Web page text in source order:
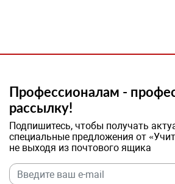
Профессионалам -
рассылку!
Подпишитесь, чтобы получать
специальные предложения от
не выходя из почтового ящика